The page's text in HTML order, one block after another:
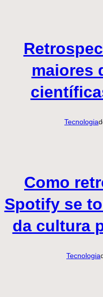
maiores
Tecnologia
Como
Spotify se
da cultura
Tecnologia